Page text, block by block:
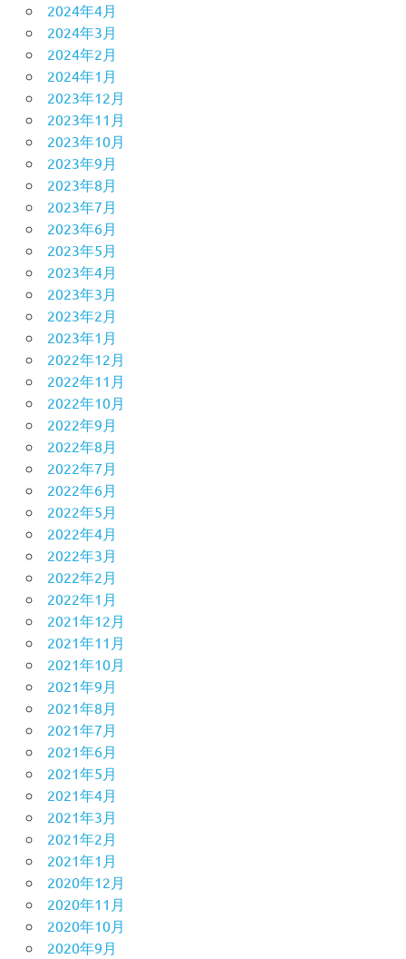
2024年4月
2024年3月
2024年2月
2024年1月
2023年12月
2023年11月
2023年10月
2023年9月
2023年8月
2023年7月
2023年6月
2023年5月
2023年4月
2023年3月
2023年2月
2023年1月
2022年12月
2022年11月
2022年10月
2022年9月
2022年8月
2022年7月
2022年6月
2022年5月
2022年4月
2022年3月
2022年2月
2022年1月
2021年12月
2021年11月
2021年10月
2021年9月
2021年8月
2021年7月
2021年6月
2021年5月
2021年4月
2021年3月
2021年2月
2021年1月
2020年12月
2020年11月
2020年10月
2020年9月